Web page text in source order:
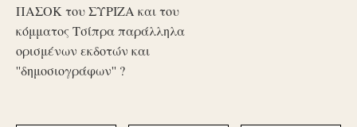
ΠΑΣΟΚ του ΣΥΡΙΖΑ και του
κόμματος Τσίπρα παράλληλα
ορισμένων εκδοτών και
''δημοσιογράφων'' ?